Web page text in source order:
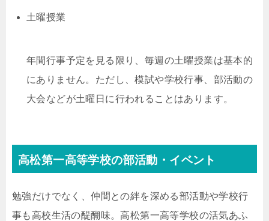
土曜授業
年間行事予定を見る限り、毎週の土曜授業は基本的
にありません。ただし、模試や学校行事、部活動の
大会などが土曜日に行われることはあります。
高松第一高等学校の部活動・イベント
勉強だけでなく、仲間との絆を深める部活動や学校行
事も高校生活の醍醐味。高松第一高等学校の活気あふ